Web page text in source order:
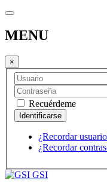
MENU
×
Recuérdeme
¿Recordar
¿Recordar
GSI